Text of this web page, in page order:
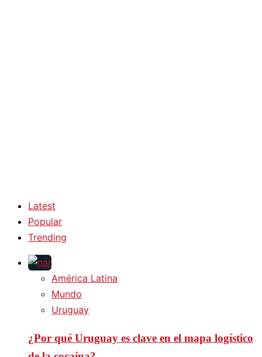
Latest
Popular
Trending
América Latina
Mundo
Uruguay
¿Por qué Uruguay es clave en el mapa logístico